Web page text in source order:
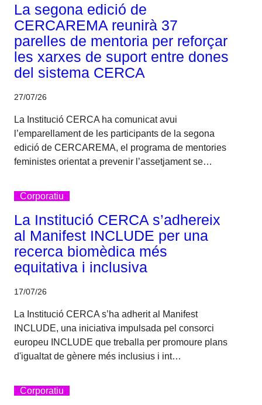
La segona edició de
CERCAREMA reunirà 37
parelles de mentoria per reforçar
les xarxes de suport entre dones
del sistema CERCA
27/07/26
La Institució CERCA ha comunicat avui
l’emparellament de les participants de la segona
edició de CERCAREMA, el programa de mentories
feministes orientat a prevenir l’assetjament se…
Corporatiu
La Institució CERCA s’adhereix
al Manifest INCLUDE per una
recerca biomèdica més
equitativa i inclusiva
17/07/26
La Institució CERCA s’ha adherit al Manifest
INCLUDE, una iniciativa impulsada pel consorci
europeu INCLUDE que treballa per promoure plans
d'igualtat de gènere més inclusius i int…
Corporatiu